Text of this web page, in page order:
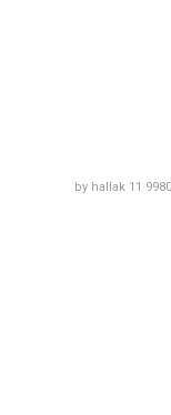
by hallak 11